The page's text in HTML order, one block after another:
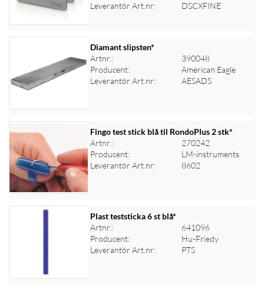
Leverantör Art.nr:
DSCXFINE
Logga in för priser
Diamant slipsten*
Artnr.:
390048
Producent:
American Eagle
Leverantör Art.nr:
AESADS
Logga in för priser
Fingo test stick blå til RondoPlus 2 stk*
Artnr.:
270242
Producent:
LM-instruments
Leverantör Art.nr:
8602
Logga in för priser
Plast teststicka 6 st blå*
Artnr.:
641096
Producent:
Hu-Friedy
Leverantör Art.nr:
PTS